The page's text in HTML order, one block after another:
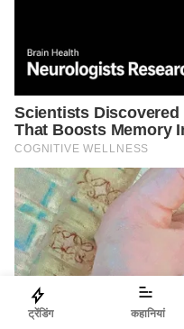
ट्रेंडिंग कहानियां